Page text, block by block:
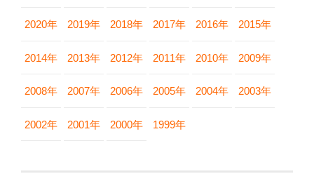
2020年 2019年 2018年 2017年 2016年 2015年
2014年 2013年 2012年 2011年 2010年 2009年
2008年 2007年 2006年 2005年 2004年 2003年
2002年 2001年 2000年 1999年